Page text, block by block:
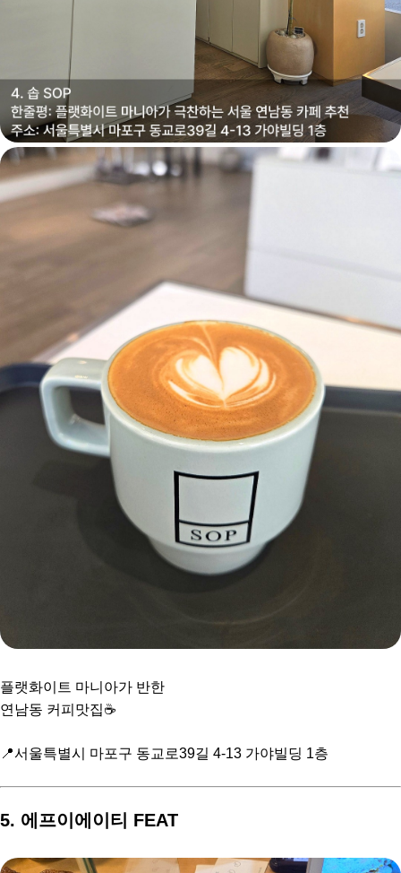
플랫화이트 마니아가 반한
연남동 커피맛집☕
📍서울특별시 마포구 동교로39길 4-13 가야빌딩 1층
5. 에프이에이티 FEAT